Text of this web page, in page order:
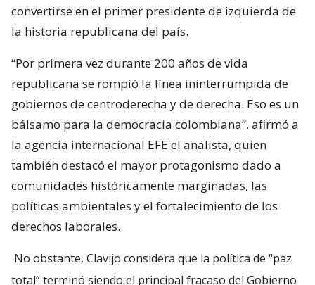
convertirse en el primer presidente de izquierda de
la historia republicana del país.
“Por primera vez durante 200 años de vida
republicana se rompió la línea ininterrumpida de
gobiernos de centroderecha y de derecha. Eso es un
bálsamo para la democracia colombiana”, afirmó a
la agencia internacional EFE el analista, quien
también destacó el mayor protagonismo dado a
comunidades históricamente marginadas, las
políticas ambientales y el fortalecimiento de los
derechos laborales.
No obstante, Clavijo considera que la política de “paz
total” terminó siendo el principal fracaso del Gobierno